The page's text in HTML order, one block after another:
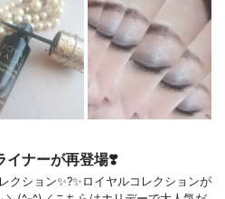
イナーが再登場❣️
クション✨?✨ロイヤルコレクションが